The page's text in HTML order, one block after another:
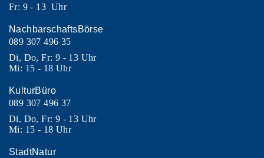
Fr: 9 - 13 Uhr
NachbarschaftsBörse
089 307 496 35
Di, Do, Fr: 9 - 13 Uhr
Mi: 15 - 18 Uhr
KulturBüro
089 307 496 37
Di, Do, Fr: 9 - 13 Uhr
Mi: 15 - 18 Uhr
StadtNatur